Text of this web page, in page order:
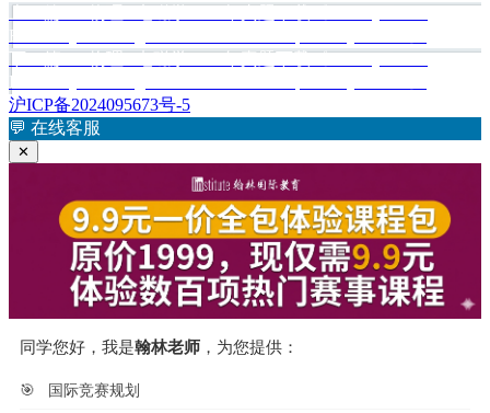
于
文
章
导
航
上
文
Electricity and Magnetism 2005 Free-Response Questions》
下一篇下
文
章：
AP物理C电磁学2006年真题下载《AP Physics C:
Electricity and Magnetism 2006 Free-Response Questions》
沪ICP备2024095673号-5
💬 在线客服
✕
同学您好，我是翰林老师 ，为您提供：
🎯 国际竞赛规划